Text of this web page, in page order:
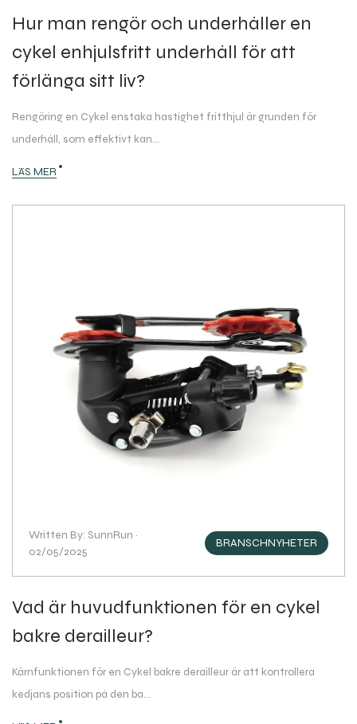
Hur man rengör och underhåller en
cykel enhjulsfritt underhåll för att
förlänga sitt liv?
Rengöring en Cykel enstaka hastighet fritthjul är grunden för
underhåll, som effektivt kan...
LÄS MER
Written By: SunnRun ·
02/05/2025
BRANSCHNYHETER
Vad är huvudfunktionen för en cykel
bakre derailleur?
Kärnfunktionen för en Cykel bakre derailleur är att kontrollera
kedjans position på den ba...